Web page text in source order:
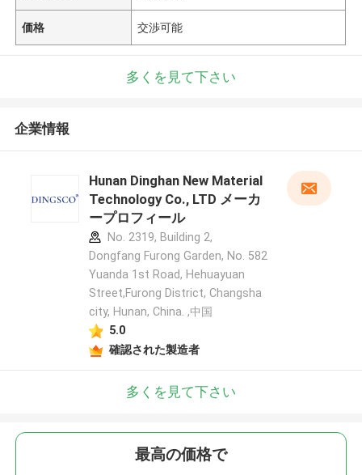
価格 交渉可能
多くを見て下さい
企業情報
Hunan Dinghan New Material
Technology Co., LTD メーカ
ープロフィール
No. 2319, Building 2,
Dongfang Furong Garden, No. 582
Yuanda 1st Road, Hehuayuan
Street,Furong District, Changsha
city, Hunan, China. ,中国
5.0
確認された製造者
多くを見て下さい
最高の価格で